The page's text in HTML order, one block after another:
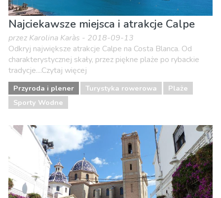
Najciekawsze miejsca i atrakcje Calpe
przez Karolina Karàs - 2018-09-13
Odkryj największe atrakcje Calpe na Costa Blanca. Od
charakterystycznej skały, przez piękne plaże po rybackie
tradycje....Czytaj więcej
Przyroda i plener Turystyka rowerowa
Plaże
Sporty Wodne